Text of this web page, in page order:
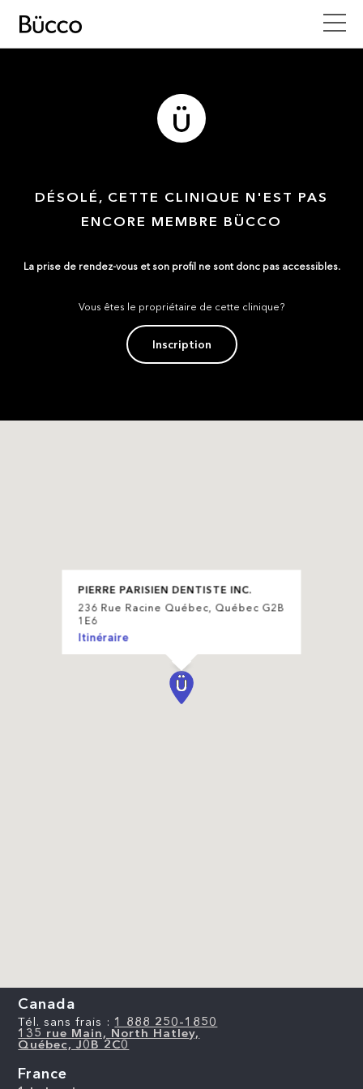
DÉSOLÉ, CETTE CLINIQUE N'EST PAS
ENCORE MEMBRE BÜCCO
La prise de rendez-vous et son profil ne sont donc pas accessibles.
Vous êtes le propriétaire de cette clinique?
Inscription
PIERRE PARISIEN DENTISTE INC.
236 Rue Racine Québec, Québec G2B
1E6
Itinéraire
Canada
Tél. sans frais : 1 888 250-1850
135 rue Main, North Hatley,
Québec, J0B 2C0
France